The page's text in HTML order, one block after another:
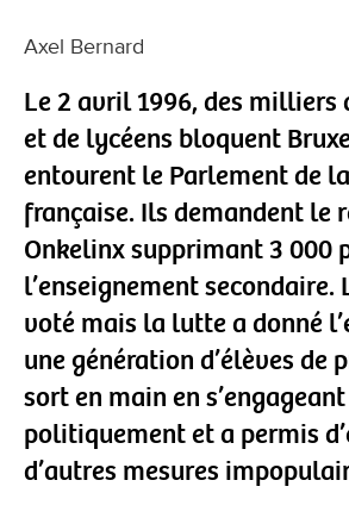
Axel Bernard
Le 2 avril 1996, des milliers
et de lycéens bloquent
entourent le Parlement de
française. Ils demandent le
Onkelinx supprimant 3 000
l’enseignement secondaire.
voté mais la lutte a donné
une génération d’élèves de
sort en main en s’engageant
politiquement et a permis
d’autres mesures